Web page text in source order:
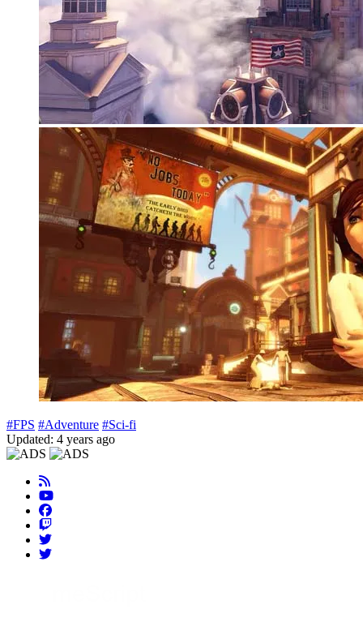
#FPS #Adventure #Sci-fi
Updated: 4 years ago